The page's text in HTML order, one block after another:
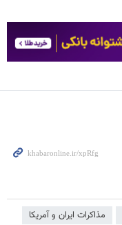
مذاکرات ایران و آمریکا